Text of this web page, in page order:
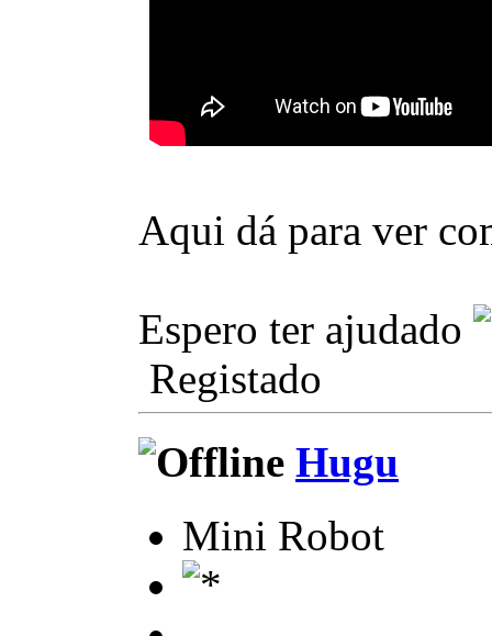
Aqui dá para ver
Espero ter ajudado
Registado
Hugu
Mini Robot